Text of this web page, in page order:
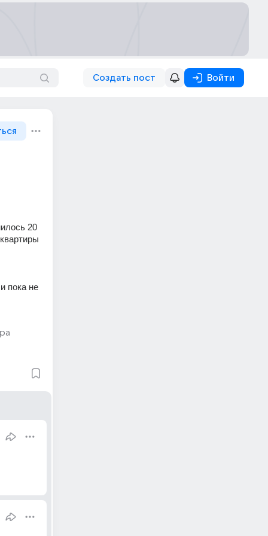
Создать пост Войти
20
пока не